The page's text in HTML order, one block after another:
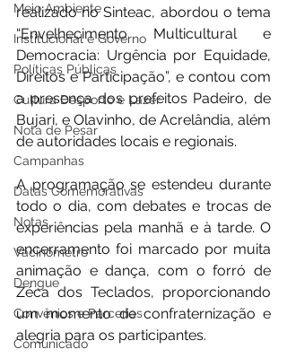
Meio Ambiente
Institucional e Governo
Políticas Públicas
Cultura Desporto e Lazer
Nota de Pesar
Campanhas
Datas Comemorativas
Notas
Vacinômetro
Dengue
Convênios e Parcerias
Comunicado
realizado no Sinteac, abordou o tema
“Envelhecimento Multicultural e
Democracia: Urgência por Equidade,
Direitos e Participação”, e contou com
a presença dos prefeitos Padeiro, de
Bujari, e Olavinho, de Acrelândia, além
de autoridades locais e regionais.
A programação se estendeu durante
todo o dia, com debates e trocas de
experiências pela manhã e à tarde. O
encerramento foi marcado por muita
animação e dança, com o forró de
Zéca dos Teclados, proporcionando
um momento de confraternização e
alegria para os participantes.